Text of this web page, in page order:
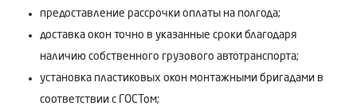
предоставление рассрочки оплаты на полгода;
доставка окон точно в указанные сроки благодаря
наличию собственного грузового автотранспорта;
установка пластиковых окон монтажными бригадами в
соответствии с ГОСТом;